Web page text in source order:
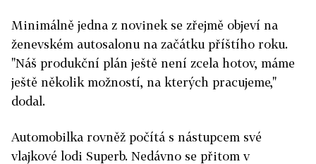
Minimálně jedna z novinek se zřejmě objeví na
ženevském autosalonu na začátku příštího roku.
"Náš produkční plán ještě není zcela hotov, máme
ještě několik možností, na kterých pracujeme,"
dodal.
Automobilka rovněž počítá s nástupcem své
vlajkové lodi Superb. Nedávno se přitom v